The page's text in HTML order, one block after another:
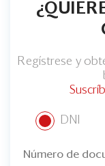
Regístrese y
DNI